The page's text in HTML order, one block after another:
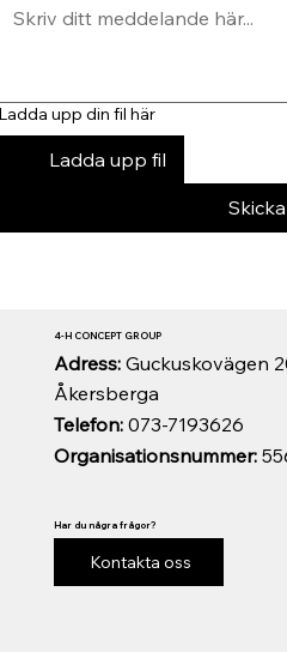
upp din fil här
Ladda upp fil
Organisationsnummer:
Telefon:073-7193626
Adress: Guckuskovägen
Åkersberga
4-H CONCEPT GROUP
Har du några frågor?
Kontakta oss